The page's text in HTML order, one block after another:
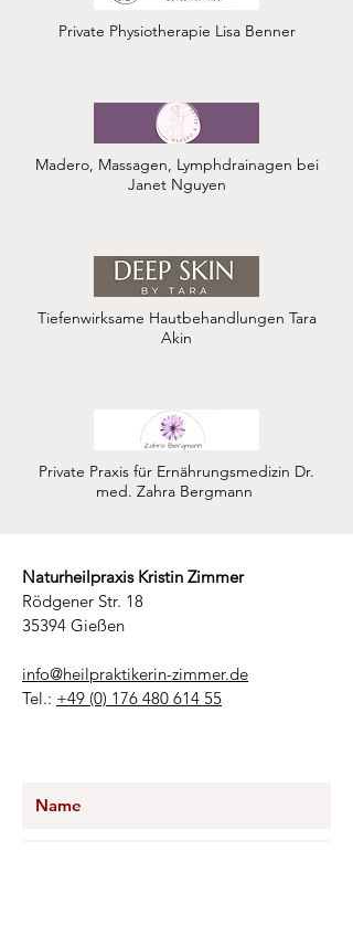
Private Physiotherapie Lisa Benner
Madero, Massagen, Lymphdrainagen bei
Janet Nguyen
Tiefenwirksame Hautbehandlungen Tara
Akin
Private Praxis für Ernährungsmedizin Dr.
med. Zahra Bergmann
Naturheilpraxis Kristin Zimmer
Rödgener Str. 18
35394 Gießen
info@heilpraktikerin-zimmer.de
Tel.: +49 (0) 176 480 614 55